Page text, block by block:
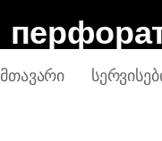
ᲛᲗᲐᲕᲐᲠᲘ